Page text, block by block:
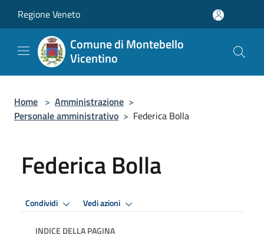
Regione Veneto
Comune di Montebello
Vicentino
Home > Amministrazione >
Personale amministrativo > Federica Bolla
Federica Bolla
Condividi Vedi azioni
INDICE DELLA PAGINA